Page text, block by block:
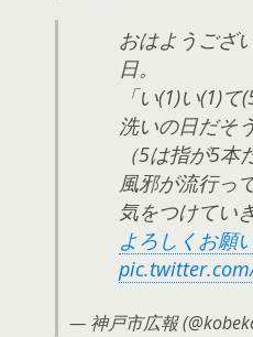
おはようござ
日。
「い(1)い(1)
洗いの日だそ
（5は指が5本
風邪が流行っ
気をつけてい
よろしくお願
— 神戸市広報